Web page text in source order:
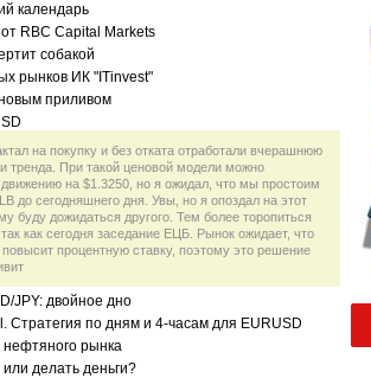
календарь
RBC Capital Markets
собакой
рынков ИК "ITinvest"
приливом
на покупку и без отката отработали вчерашнюю
тренда. При такой ценовой модели можно
движению на $1.3250, но я ожидал, что мы простоим
до сегодняшнего дня. Увы, но я опоздал на этот
буду дожидаться другого. Тем более торопиться
как сегодня заседание ЕЦБ. Рынок ожидает, что
процентную ставку, поэтому это решение
JPY: двойное дно
Стратегия по дням и 4-часам для EURUSD
нефтяного рынка
делать деньги?